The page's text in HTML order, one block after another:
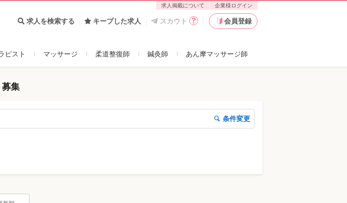
求人掲載について 企業様ログイン
求人を検索する キープした求人 スカウト 会員登録
ピスト マッサージ 柔道整復師 鍼灸師 あん摩マッサージ師
募集
条件変更